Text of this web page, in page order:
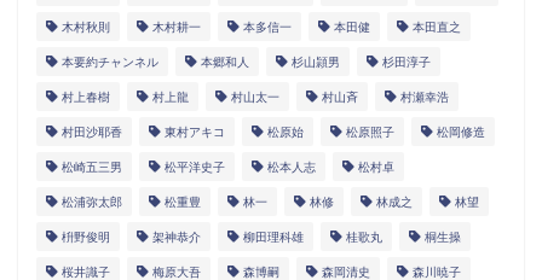
木村秋則 木村耕一 本多信一 本田健 本田直之
本要約チャンネル 本郷和人 杉山頴男 杉田淳子
村上春樹 村上龍 村山太一 村山斉 村瀬幸浩
村田沙耶香 東村アキコ 松原始 松原照子 松岡修造
松崎五三男 松平洋史子 松本人志 松村卓
松浦弥太郎 松重豊 林一 林修 林成之 林望
枡野俊明 架神恭介 柳田理科雄 桂歌丸 桐生操
桜井識子 梅原大吾 森博嗣 森岡清史 森川暁子